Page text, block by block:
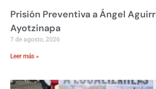
Prisión Preventiva a Ángel
Ayotzinapa
7 de agosto, 2026
Leer más »